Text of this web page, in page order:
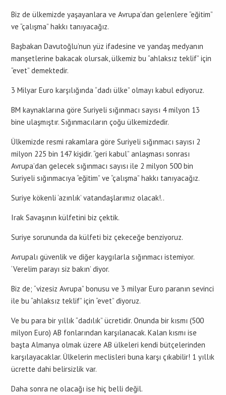
Biz de ülkemizde yaşayanlara ve Avrupa’dan gelenlere “eğitim”
ve “çalışma” hakkı tanıyacağız.
Başbakan Davutoğlu’nun yüz ifadesine ve yandaş medyanın
manşetlerine bakacak olursak, ülkemiz bu “ahlaksız teklif” için
“evet” demektedir.
3 Milyar Euro karşılığında “dadı ülke” olmayı kabul ediyoruz.
BM kaynaklarına göre Suriyeli sığınmacı sayısı 4 milyon 13
bine ulaşmıştır. Sığınmacıların çoğu ülkemizdedir.
Ülkemizde resmi rakamlara göre Suriyeli sığınmacı sayısı 2
milyon 225 bin 147 kişidir. “geri kabul” anlaşması sonrası
Avrupa’dan gelecek sığınmacı sayısı ile 2 milyon 500 bin
Suriyeli sığınmacıya “eğitim” ve “çalışma” hakkı tanıyacağız.
Suriye kökenli ‘azınlık’ vatandaşlarımız olacak!..
Irak Savaşının külfetini biz çektik.
Suriye sorununda da külfeti biz çekeceğe benziyoruz.
Avrupalı güvenlik ve diğer kaygılarla sığınmacı istemiyor.
‘Verelim parayı siz bakın’ diyor.
Biz de; “vizesiz Avrupa” bonusu ve 3 milyar Euro paranın sevinci
ile bu “ahlaksız teklif” için “evet” diyoruz.
Ve bu para bir yıllık “dadılık” ücretidir. Onunda bir kısmı (500
milyon Euro) AB fonlarından karşılanacak. Kalan kısmı ise
başta Almanya olmak üzere AB ülkeleri kendi bütçelerinden
karşılayacaklar. Ülkelerin meclisleri buna karşı çıkabilir! 1 yıllık
ücrette dahi belirsizlik var.
Daha sonra ne olacağı ise hiç belli değil.